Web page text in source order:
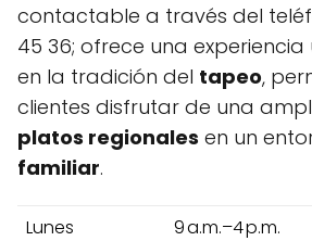
contactable a través del
45 36; ofrece una
en la tradición del tapeo,
clientes disfrutar de una
platos regionales en un
familiar.
Lunes
9 a.m.–4 p.m.